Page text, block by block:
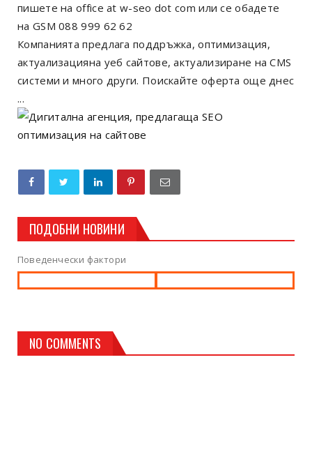
пишете на office at w-seo dot com или се обадете
на GSM 088 999 62 62
Компанията предлага поддръжка, оптимизация,
актуализацияна уеб сайтове, актуализиране на CMS
системи и много други. Поискайте оферта още днес
...
ПОДОБНИ НОВИНИ
Поведенчески фактори
NO COMMENTS